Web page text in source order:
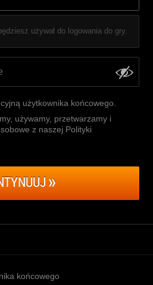
używał do logowania do gry.
użytkownika końcowego
używamy, przetwarzamy i
z naszej Polityki
końcowego